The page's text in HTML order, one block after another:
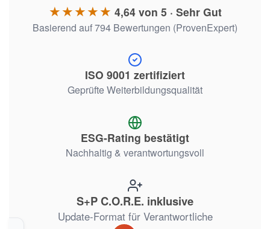
★★★★★ 4,64 von 5 · Sehr Gut
Basierend auf 794 Bewertungen (ProvenExpert)
ISO 9001 zertifiziert
Geprüfte Weiterbildungsqualität
ESG-Rating bestätigt
Nachhaltig & verantwortungsvoll
S+P C.O.R.E. inklusive
Update-Format für Verantwortliche